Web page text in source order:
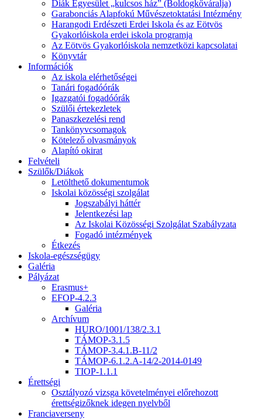
Diák Egyesület „kulcsos ház” (Boldogkőváralja)
Garabonciás Alapfokú Művészetoktatási Intézmény
Harangodi Erdészeti Erdei Iskola és az Eötvös
Gyakorlóiskola erdei iskola programja
Az Eötvös Gyakorlóiskola nemzetközi kapcsolatai
Könyvtár
Információk
Az iskola elérhetőségei
Tanári fogadóórák
Igazgatói fogadóórák
Szülői értekezletek
Panaszkezelési rend
Tankönyvcsomagok
Kötelező olvasmányok
Alapító okirat
Felvételi
Szülők/Diákok
Letölthető dokumentumok
Iskolai közösségi szolgálat
Jogszabályi háttér
Jelentkezési lap
Az Iskolai Közösségi Szolgálat Szabályzata
Fogadó intézmények
Étkezés
Iskola-egészségügy
Galéria
Pályázat
Erasmus+
EFOP-4.2.3
Galéria
Archívum
HURO/1001/138/2.3.1
TÁMOP-3.1.5
TÁMOP-3.4.1.B-11/2
TÁMOP-6.1.2.A-14/2-2014-0149
TIOP-1.1.1
Érettségi
Osztályozó vizsga követelményei előrehozott
érettségizőknek idegen nyelvből
Franciaverseny